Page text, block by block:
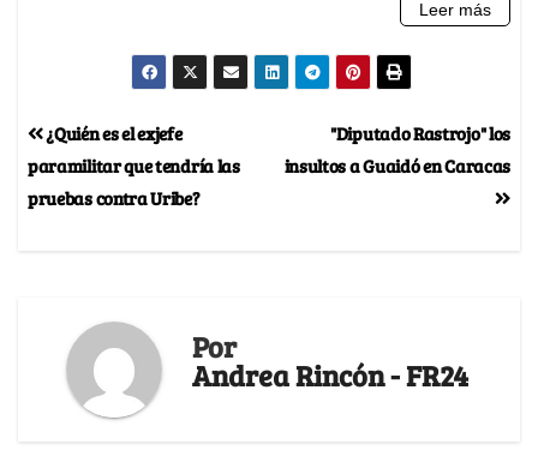
"Diputado Rastrojo" los
insultos a Guaidó en Caracas
¿Quién es el exjefe
paramilitar que tendría las
pruebas contra Uribe?
Por
Andrea Rincón - FR24